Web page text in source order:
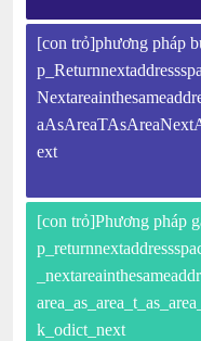
[con trỏ]phương pháp
ext
[con trỏ]Phương pháp
k_odict_next